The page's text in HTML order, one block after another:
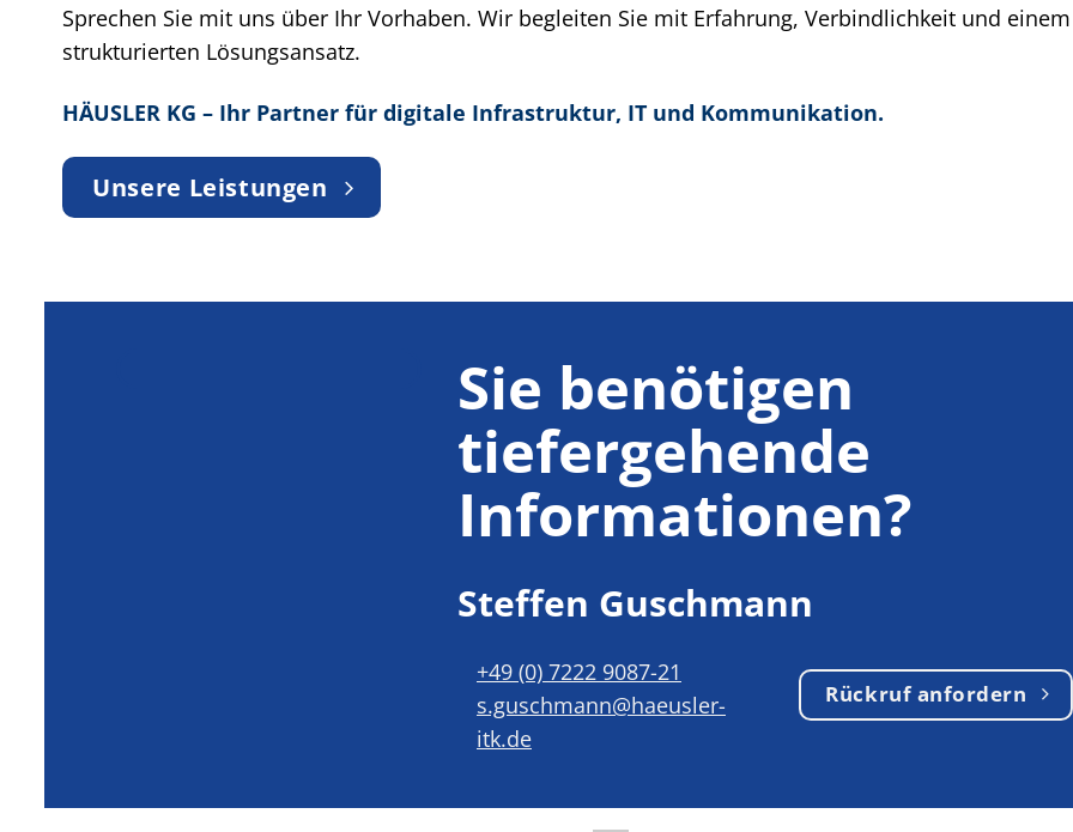
Sprechen Sie mit uns über Ihr Vorhaben. Wir begleiten Sie mit Erfahrung, Verbindlichkeit und
strukturierten Lösungsansatz.
HÄUSLER KG – Ihr Partner für digitale Infrastruktur, IT und Kommunikation.
Unsere Leistungen
Sie benötigen
tiefergehende
Informationen?
Steffen Guschmann
+49 (0) 7222 9087-21
s.guschmann@haeusler-
itk.de
Rückruf anfordern